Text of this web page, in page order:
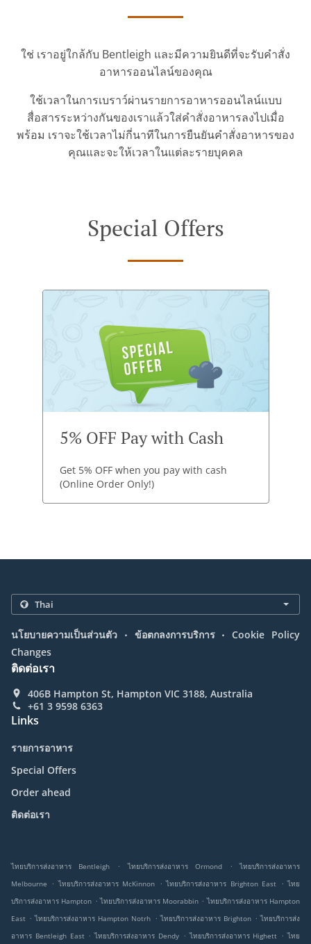
ใช่ เราอยู่ใกล้กับ Bentleigh และมีความยินดีที่จะรับคำสั่ง
อาหารออนไลน์ของคุณ
ใช้เวลาในการเบราว์ผ่านรายการอาหารออนไลน์แบบ
สื่อสารระหว่างกันของเราแล้วใส่คำสั่งอาหารลงไปเมื่อ
พร้อม เราจะใช้เวลาไม่กี่นาทีในการยืนยันคำสั่งอาหารของ
คุณและจะให้เวลาในแต่ละรายบุคคล
Special Offers
5% OFF Pay with Cash
Get 5% OFF when you pay with cash
(Online Order Only!)
นโยบายความเป็นส่วนตัว . ข้อตกลงการบริการ . Cookie Policy
Changes
ติดต่อเรา
406B Hampton St, Hampton VIC 3188, Australia
+61 3 9598 6363
Links
รายการอาหาร
Special Offers
Order ahead
ติดต่อเรา
ไทยบริการส่งอาหาร Bentleigh . ไทยบริการส่งอาหาร Ormond .
ไทยบริการส่งอาหาร
Melbourne
. ไทยบริการส่งอาหาร McKinnon . ไทยบริการส่งอาหาร Brighton East . ไทย
บริการส่งอาหาร Hampton . ไทยบริการส่งอาหาร Moorabbin . ไทยบริการส่งอาหาร Hampton
East . ไทยบริการส่งอาหาร Hampton Notrh . ไทยบริการส่งอาหาร Brighton . ไทยบริการส่ง
อาหาร Bentleigh East . ไทยบริการส่งอาหาร Dendy . ไทยบริการส่งอาหาร Highett . ไทย